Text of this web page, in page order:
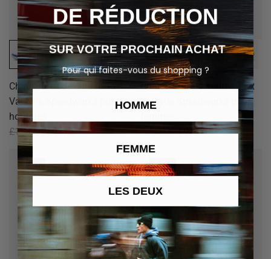
Chaussures de course TYR
Valkyrie Speedworks pour
hommes
£162.00 £97.00
Chaussures de course TYR
Valkyrie Speedworks pour
£162.00 £97.00
8 LEFT 8 LEFT
DE RÉDUCTION
SUR VOTRE PROCHAIN ACHAT
Pour qui faites-vous du shopping ?
HOMME
FEMME
LES DEUX